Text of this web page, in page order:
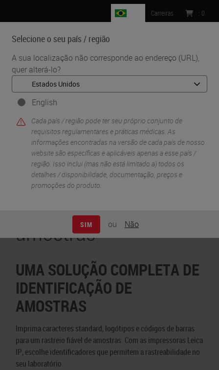
Selecione o seu país / região
A sua localização não corresponde ao endereço (URL),
quer alterá-lo?
English
Cada país / região pode ter seu próprio conjunto de
requisitos regulamentares e práticas médicas. As
informações encontradas na versão de cada país de nosso
website são específicas e aplicáveis ​​apenas a esse país /
região. Isso inclui (mas não está limitado a) todos os
detalhes / disponibilidade, documentação, preços e
promoções do produto.
SIM ou Não
Carreiras : 0
MENU
Início • Soluções de histologia • Identificação de amostras
amostras
UMA SOLUÇÃO COMPLETA DE
IDENTIFICAÇÃO DE
AMOSTRAS
Imprima caracteres standard, logótipos e códigos de barras
para um rastreio fiável de amostras. Com as impressoras Leica
IP, escolhe identificadores que permitem a rastreabilidade no
seu laboratório.